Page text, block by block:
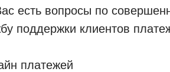
есть вопросы по
поддержки клиентов
платежей